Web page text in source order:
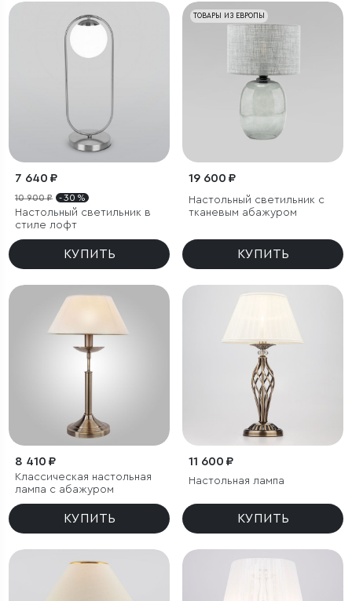
7 640 ₽
10 900 ₽ - 30 %
Настольный светильник в
стиле лофт
КУПИТЬ
ТОВАРЫ ИЗ ЕВРОПЫ
19 600 ₽
Настольный светильник с
тканевым абажуром
КУПИТЬ
8 410 ₽
Классическая настольная
лампа с абажуром
КУПИТЬ
11 600 ₽
Настольная лампа
КУПИТЬ